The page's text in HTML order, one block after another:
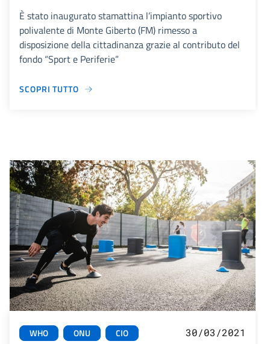
È stato inaugurato stamattina l’impianto sportivo
polivalente di Monte Giberto (FM) rimesso a
disposizione della cittadinanza grazie al contributo del
fondo “Sport e Periferie”
SCOPRI TUTTO
WHO ONU CIO 30/03/2021